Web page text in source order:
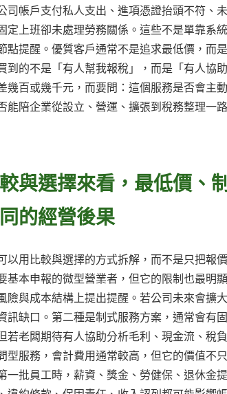
司帳戶支付私人支出、進項憑證抬頭不符、
定上班卻未處理勞務關係。這些不是單靠系
點提醒。優質客戶通常不是追求最低價，而
到的不是「有人幫我報稅」，而是「有人協
幾百或幾千元，而要問：這個服務是否會主
能陪企業從設立、營運、擴張到稅務整理一
與選擇來看，最低價、
的經營後果
以用比較與選擇的方式拆解，而不是只把報
基本申報的微型營業者，但它的限制也最明
險與成本結構上提出提醒。若公司未來會擴
訊缺口。第二種是制式服務方案，通常會有
若老闆期待有人協助分析毛利、現金流、稅
型服務，會計費用通常較高，但它的價值不
一批員工時，薪資、獎金、勞健保、退休金